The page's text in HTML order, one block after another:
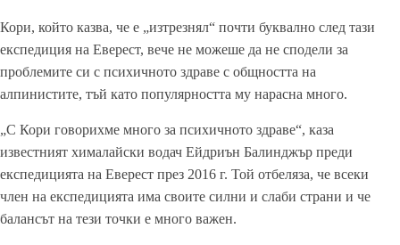
Кори, който казва, че е „изтрезнял“ почти буквално след тази
експедиция на Еверест, вече не можеше да не сподели за
проблемите си с психичното здраве с общността на
алпинистите, тъй като популярността му нарасна много.
„С Кори говорихме много за психичното здраве“, каза
известният хималайски водач Ейдриън Балинджър преди
експедицията на Еверест през 2016 г. Той отбеляза, че всеки
член на експедицията има своите силни и слаби страни и че
балансът на тези точки е много важен.